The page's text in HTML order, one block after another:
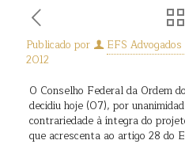
Publicado por EFS
2012
O Conselho Federal da Ordem
decidiu hoje (07), por
contrariedade à íntegra do
que acrescenta ao artigo 28 do